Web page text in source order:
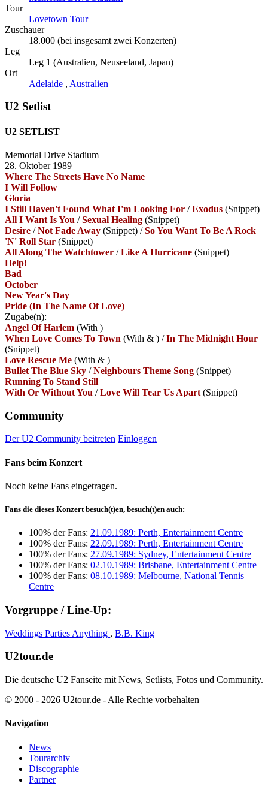
Tour
Lovetown Tour
Zuschauer
18.000 (bei insgesamt zwei Konzerten)
Leg
Leg 1 (Australien, Neuseeland, Japan)
Ort
Adelaide , Australien
U2 Setlist
U2 SETLIST
Memorial Drive Stadium
28. Oktober 1989
Where The Streets Have No Name
I Will Follow
Gloria
I Still Haven't Found What I'm Looking For /Exodus (Snippet)
All I Want Is You /Sexual Healing (Snippet)
Desire /Not Fade Away (Snippet) /So You Want To Be A Rock
'N' Roll Star (Snippet)
All Along The Watchtower /Like A Hurricane (Snippet)
Help!
Bad
October
New Year's Day
Pride (In The Name Of Love)
Zugabe(n):
Angel Of Harlem (With )
When Love Comes To Town (With & ) /In The Midnight Hour
(Snippet)
Love Rescue Me (With & )
Bullet The Blue Sky /Neighbours Theme Song (Snippet)
Running To Stand Still
With Or Without You /Love Will Tear Us Apart (Snippet)
Community
Der U2 Community beitreten Einloggen
Fans beim Konzert
Noch keine Fans eingetragen.
Fans die dieses Konzert besuch(t)en, besuch(t)en auch:
100% der Fans: 21.09.1989: Perth, Entertainment Centre
100% der Fans: 22.09.1989: Perth, Entertainment Centre
100% der Fans: 27.09.1989: Sydney, Entertainment Centre
100% der Fans: 02.10.1989: Brisbane, Entertainment Centre
100% der Fans: 08.10.1989: Melbourne, National Tennis
Centre
Vorgruppe / Line-Up:
Weddings Parties Anything , B.B. King
U2tour.de
Die deutsche U2 Fanseite mit News, Setlists, Fotos und Community.
© 2000 - 2026 U2tour.de - Alle Rechte vorbehalten
Navigation
News
Tourarchiv
Discographie
Partner